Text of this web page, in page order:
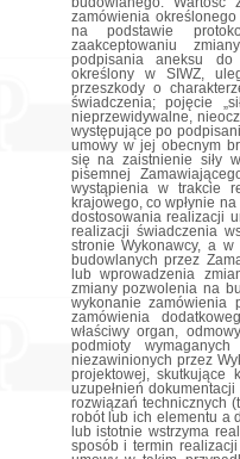
zamówienia
na podstawie
zaakceptowaniu
podpisania aneksu
określony w SIWZ,
przeszkody o
świadczenia; pojęcie
nieprzewidywalne,
występujące po
umowy w jej obecnym
się na zaistnienie siły
pisemnej
wystąpienia w trakcie
krajowego, co wpłynie
dostosowania realizacji
realizacji świadczenia
stronie Wykonawcy, a
budowlanych przez
lub wprowadzenia
zmiany pozwolenia na
wykonanie zamówienia
zamówienia
właściwy organ,
podmioty
niezawinionych przez
projektowej, skutkujące
uzupełnień
rozwiązań technicznych
robót lub ich elementu a
lub istotnie wstrzyma
sposób i termin